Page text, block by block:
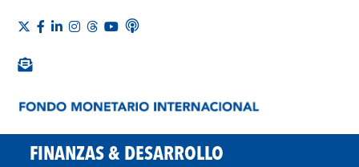
FINANZAS & DESARROLLO